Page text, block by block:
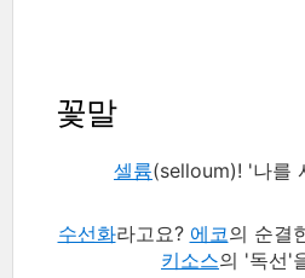
꽃말
셀륨(selloum)! '나를
수선화라고요? 에코의 순결
키소스의 '독선'